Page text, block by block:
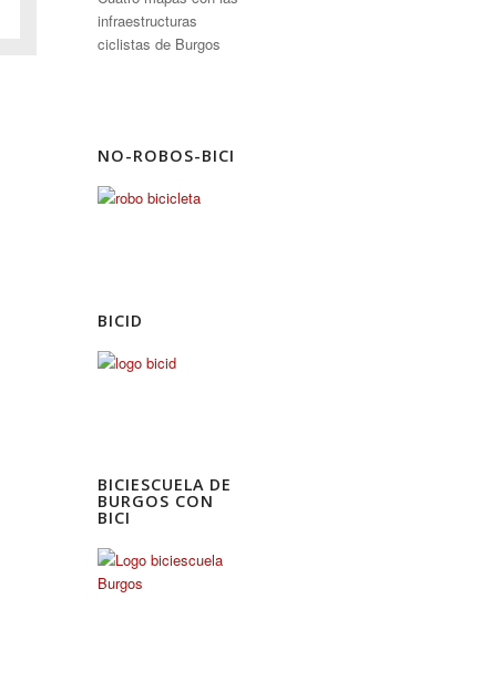
infraestructuras
ciclistas de Burgos
NO-ROBOS-BICI
BICID
BICIESCUELA DE
BURGOS CON
BICI